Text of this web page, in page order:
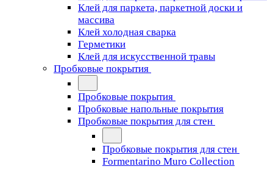
Клей для паркета, паркетной доски и
массива
Клей холодная сварка
Герметики
Клей для искусственной травы
Пробковые покрытия
Пробковые покрытия
Пробковые напольные покрытия
Пробковые покрытия для стен
Пробковые покрытия для стен
Formentarino Muro Collection